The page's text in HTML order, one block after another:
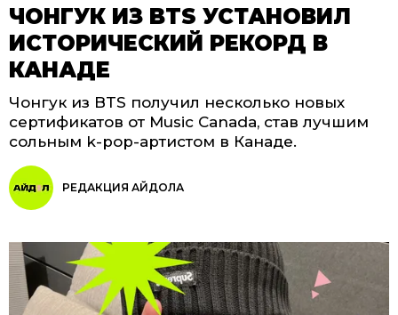
ЧОНГУК ИЗ BTS УСТАНОВИЛ
ИСТОРИЧЕСКИЙ РЕКОРД В
КАНАДЕ
Чонгук из BTS получил несколько новых
сертификатов от Music Canada, став лучшим
сольным k-pop-артистом в Канаде.
РЕДАКЦИЯ АЙДОЛА